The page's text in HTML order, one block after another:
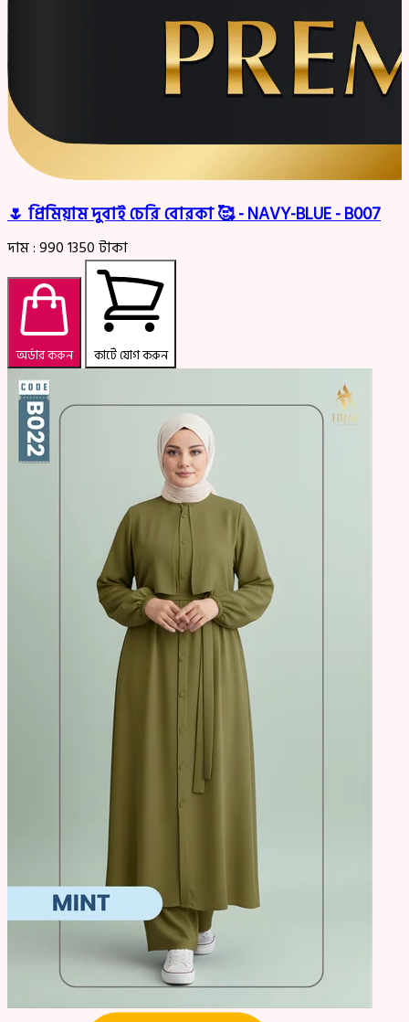
🌷 প্রিমিয়াম দুবাই চেরি বোরকা 🥰 - NAVY-BLUE - B007
দাম :9901350টাকা
অর্ডার করুন কার্টে যোগ করুন